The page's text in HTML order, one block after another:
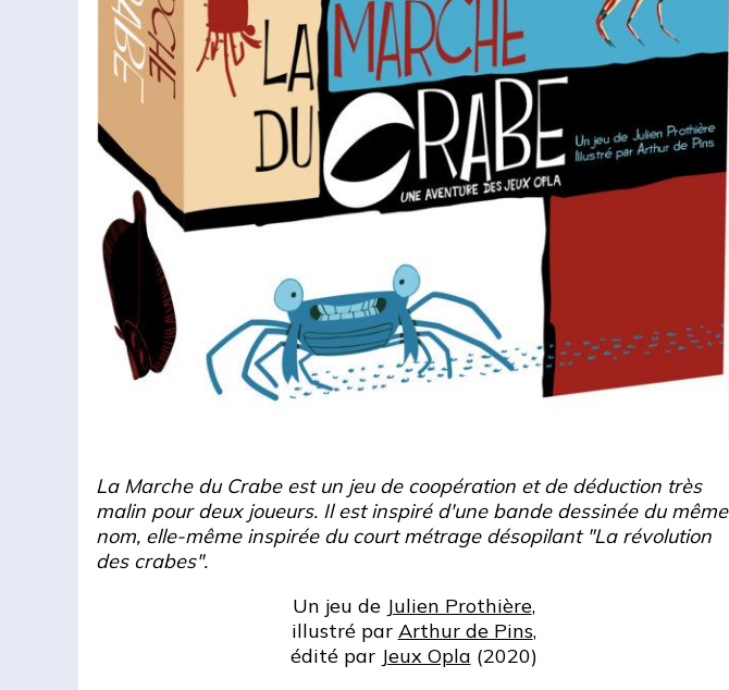
La Marche du Crabe est un jeu de coopération et de déduction très
malin pour deux joueurs. Il est inspiré d'une bande dessinée du même
nom, elle-même inspirée du court métrage désopilant "La révolution
des crabes".
Un jeu de Julien Prothière,
illustré par Arthur de Pins,
édité par Jeux Opla (2020)